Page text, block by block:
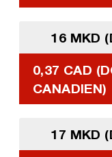
16 MKD
0,37 CAD
CANADIEN)
17 MKD